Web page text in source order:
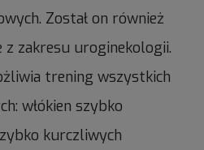
Został on również
z zakresu uroginekologii.
trening wszystkich
włókien szybko
kurczliwych